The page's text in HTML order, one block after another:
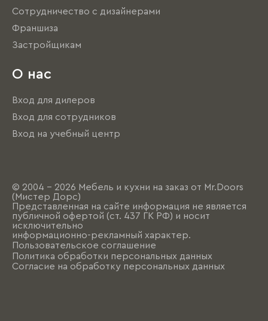
Сотрудничество с дизайнерами
Франшиза
Застройщикам
О нас
Вход для дилеров
Вход для сотрудников
Вход на учебный центр
© 2004 - 2026 Мебель и кухни на заказ от Mr.Doors
(Мистер Дорс)
Представленная на сайте информация не является
публичной офертой (ст. 437 ГК РФ) и носит
исключительно
информационно-рекламный характер.
Пользовательское соглашение
Политика обработки персональных данных
Согласие на обработку персональных данных